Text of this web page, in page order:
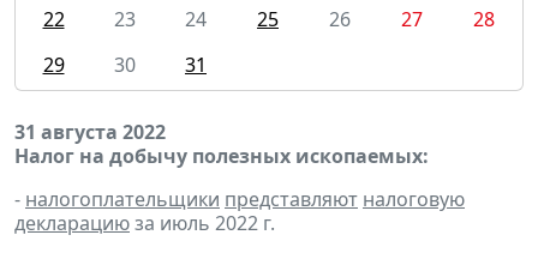
22
23 24 25 26 27
28
29
30 31
31 августа 2022
Налог на добычу полезных ископаемых:
- налогоплательщики представляют налоговую
декларациюза июль 2022 г.